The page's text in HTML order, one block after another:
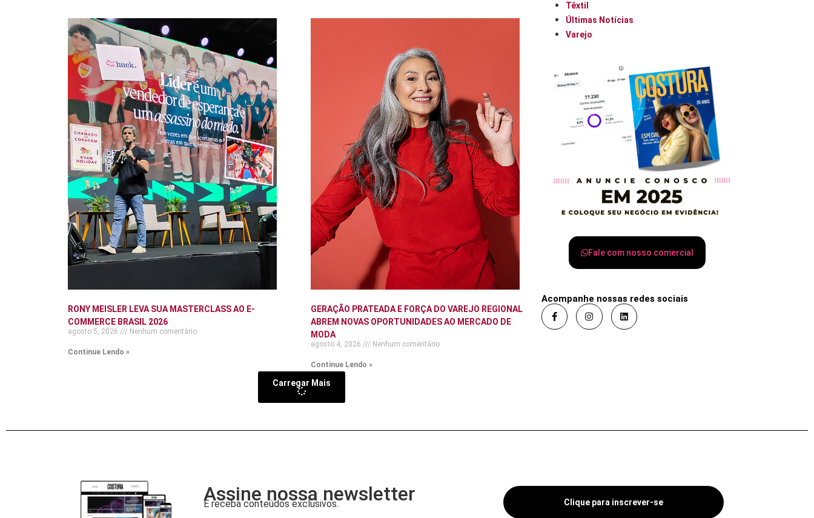
RONY MEISLER LEVA SUA MASTERCLASS AO E-
COMMERCE BRASIL 2026
agosto 5, 2026 Nenhum comentário
Continue Lendo »
GERAÇÃO PRATEADA E FORÇA DO VAREJO REGIONAL
ABREM NOVAS OPORTUNIDADES AO MERCADO DE
MODA
agosto 4, 2026 Nenhum comentário
Continue Lendo »
Carregar Mais
Têxtil
Últimas Notícias
Varejo
Fale com nosso comercial
Acompanhe nossas redes sociais
Assine nossa newsletter
E receba conteúdos exclusivos. Clique para inscrever-se